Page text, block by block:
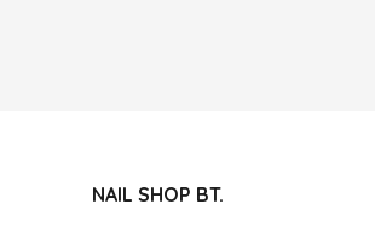
NAIL SHOP BT.